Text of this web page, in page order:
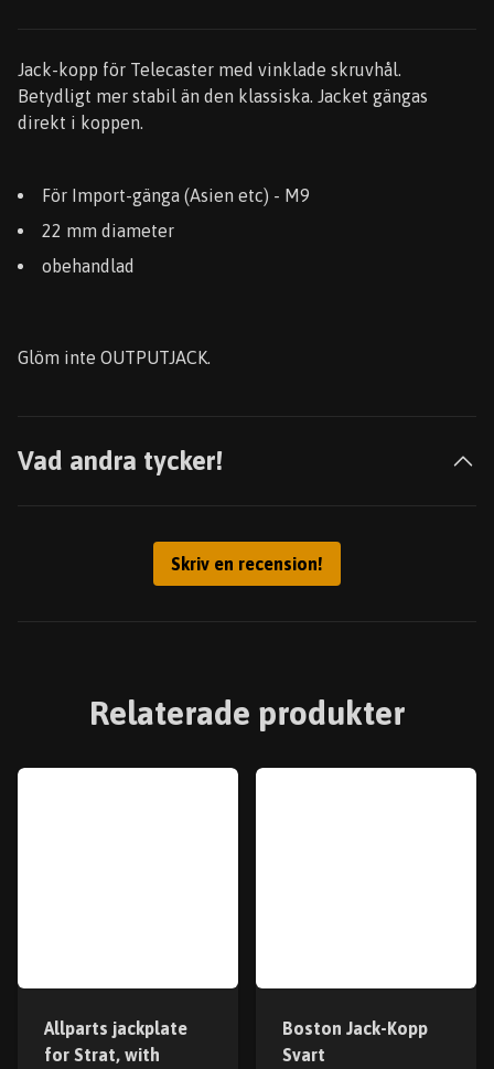
Jack-kopp för Telecaster med vinklade skruvhål.
Betydligt mer stabil än den klassiska. Jacket gängas
direkt i koppen.
För Import-gänga (Asien etc) - M9
22 mm diameter
obehandlad
Glöm inte OUTPUTJACK.
Vad andra tycker!
Skriv en recension!
Relaterade produkter
Allparts jackplate
for Strat, with
Boston Jack-Kopp
Svart